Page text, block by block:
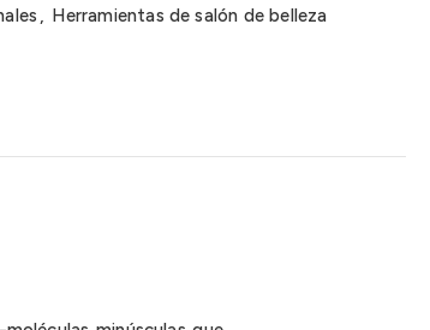
, Herramientas de salón de belleza